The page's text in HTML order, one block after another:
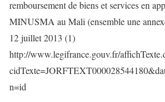
remboursement de biens et services en
MINUSMA au Mali (ensemble une
12 juillet 2013 (1)
http://www.legifrance.gouv.fr/
n=id